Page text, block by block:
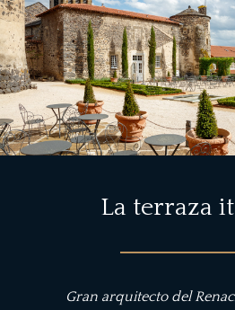
La terraza
Gran arquitecto del